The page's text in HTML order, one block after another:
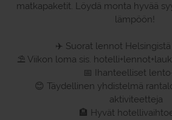
matkapaketit. Löydä monta hyvää
lämpöön!
✈️ Suorat lennot Helsingistä
⛱ Viikon loma sis.
📅 Ihanteelliset
😊 Täydellinen yhdistelmä
aktiviteetteja
🏨 Hyvät